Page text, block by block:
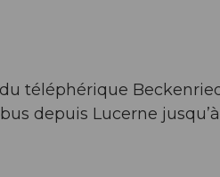
téléphérique
depuis Lucerne